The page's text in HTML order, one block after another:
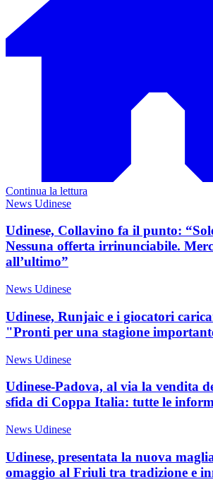
Continua la lettura
News Udinese
Udinese, Collavino fa il punto:
Nessuna offerta irrinunciabile.
all’ultimo”
News Udinese
Udinese, Runjaic e i giocatori
"Pronti per una stagione
News Udinese
Udinese-Padova, al via la vendita
sfida di Coppa Italia: tutte le
News Udinese
Udinese, presentata la nuova
omaggio al Friuli tra tradizione e